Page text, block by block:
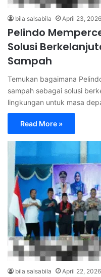
bila salsabila April 23, 2026
Pelindo
Solusi
Sampah
Temukan bagaimana
sampah sebagai solusi
lingkungan untuk masa
Read More »
bila salsabila April 22, 2026